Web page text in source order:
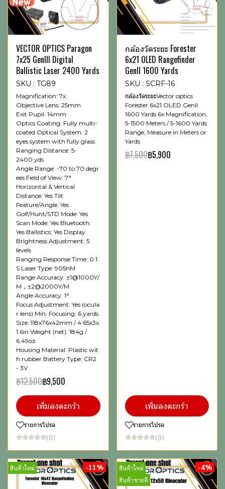
VECTOR OPTICS Paragon
7x25 GenIII Digital
Ballistic Laser 2400 Yards
SKU : TG89
Magnification: 7x
Objective Lens: 25mm
Exit Pupil: 14mm
Optics Coating: Fully multi-
coated Optical System: 2
eyes system with fully glass
Ranging Distance: 5-
2400 yds
Angle Range: -70 to 70 degr
ees Field of View: 7°
Horizontal & Vertical
Distance: Yes Tilt
Feature/Angle: Yes
Golf/Hunt/STD Mode: Yes
Scan Mode: Yes Bluetooth:
Yes Ballistics: Yes Display
Brightness Adjustment: 5
levels
Ranging Response Time: 0.1
S Laser Type: 905nM
Range Accuracy: ±1@1000Y/
M，±2@2000Y/M
Angle Accuracy: 1°
Focus Adjustment: Yes (ocula
r lens) Min. Focusing: 6 yards
Size: 118x76x42mm / 4.65x3x
1.6in Weight (net): 184g /
6.49oz
Housing Material: Plastic wit
h rubber Battery Type: CR2
- 3V
฿12,500฿9,500
เพิ่มลงตะกร้า
รายการโปรด
(0)
กล้องวัดระยะ Forester
6x21 OLED Rangefinder
GenII 1600 Yards
SKU : SCRF-16
กล้องวัดระยะVector optics
Forester 6x21 OLED GenII
1600 Yards 6x Magnification,
5-1500 Meters / 5-1600 Yards
Range, Measure in Meters or
Yards
฿7,500฿5,900
เพิ่มลงตะกร้า
รายการโปรด
(0)
สินค้าใหม่ -11%
สินค้าใหม่
สินค้าขายดี
-4%